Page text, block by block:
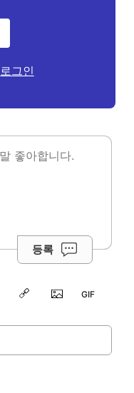
로그인
등록